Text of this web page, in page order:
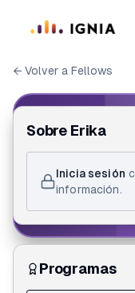
← Volver a Fellows
ID de Fellow
Erika
Sobre Erika
Inicia sesión
información.
Programas